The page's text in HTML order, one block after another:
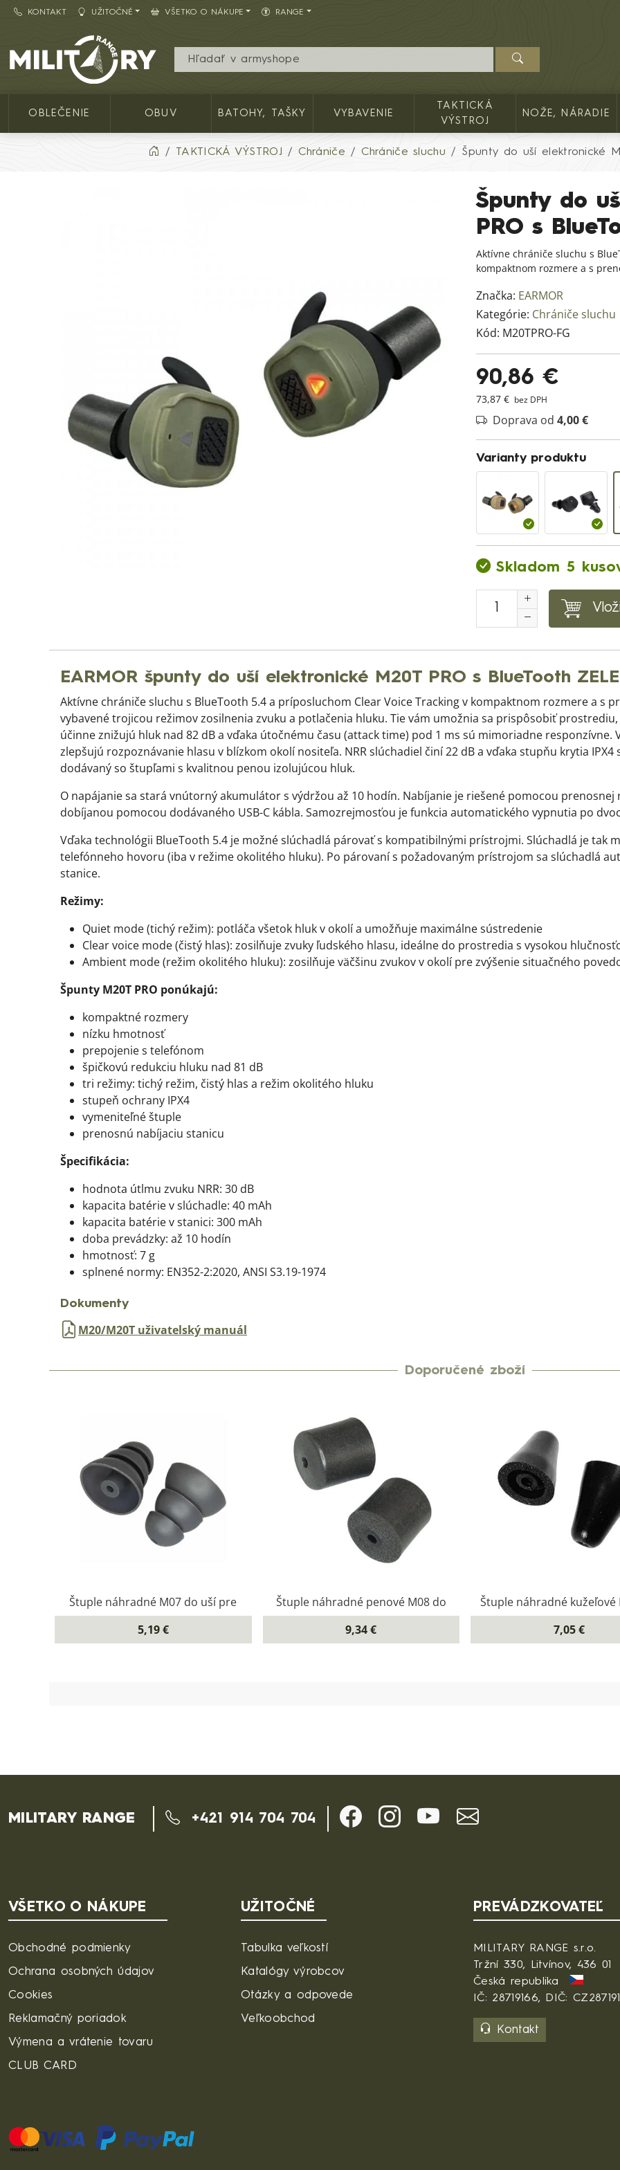
KONTAKT UŽITOČNÉ VŠETKO O NÁKUPE RANGE
Army shop MILITARY RANGE SK
OBLEČENIE OBUV BATOHY, TAŠKY VYBAVENIE
TAKTICKÁ
VÝSTROJ
NOŽE, NÁRADIE
TAKTICKÁ VÝSTROJ Chrániče Chrániče sluchu Špunty do uší elektronické
Špunty do
PRO s
Aktívne chrániče sluchu s
kompaktnom rozmere a s
Značka: EARMOR
Kategórie: Chrániče sluchu
Kód: M20TPRO-FG
90,86 €
73,87 € bez DPH
Doprava od 4,00 €
Varianty produktu
Skladom 5
EARMOR špunty do uší elektronické M20T PRO s BlueTooth
Aktívne chrániče sluchu s BlueTooth 5.4 a príposluchom Clear Voice Tracking v kompaktnom rozmere a s
vybavené trojicou režimov zosilnenia zvuku a potlačenia hluku. Tie vám umožnia sa prispôsobiť
účinne znižujú hluk nad 82 dB a vďaka útočnému času (attack time) pod 1 ms sú mimoriadne responzívne.
zlepšujú rozpoznávanie hlasu v blízkom okolí nositeľa. NRR slúchadiel činí 22 dB a vďaka stupňu krytia
dodávaný so štupľami s kvalitnou penou izolujúcou hluk.
O napájanie sa stará vnútorný akumulátor s výdržou až 10 hodín. Nabíjanie je riešené pomocou
dobíjanou pomocou dodávaného USB-C kábla. Samozrejmosťou je funkcia automatického vypnutia po
Vďaka technológii BlueTooth 5.4 je možné slúchadlá párovať s kompatibilnými prístrojmi. Slúchadlá je tak
telefónneho hovoru (iba v režime okolitého hluku). Po párovaní s požadovaným prístrojom sa slúchadlá
stanice.
Režimy:
Quiet mode (tichý režim): potláča všetok hluk v okolí a umožňuje maximálne sústredenie
Clear voice mode (čistý hlas): zosilňuje zvuky ľudského hlasu, ideálne do prostredia s vysokou
Ambient mode (režim okolitého hluku): zosilňuje väčšinu zvukov v okolí pre zvýšenie situačného
Špunty M20T PRO ponúkajú:
kompaktné rozmery
nízku hmotnosť
prepojenie s telefónom
špičkovú redukciu hluku nad 81 dB
tri režimy: tichý režim, čistý hlas a režim okolitého hluku
stupeň ochrany IPX4
vymeniteľné štuple
prenosnú nabíjaciu stanicu
Špecifikácia:
hodnota útlmu zvuku NRR: 30 dB
kapacita batérie v slúchadle: 40 mAh
kapacita batérie v stanici: 300 mAh
doba prevádzky: až 10 hodín
hmotnosť: 7 g
splnené normy: EN352-2:2020, ANSI S3.19-1974
Dokumenty
M20/M20T uživatelský manuál
Doporučené zboží
Štuple náhradné M07 do uší pre
5,19 €
Štuple náhradné penové M08 do
9,34 €
Štuple náhradné kužeľové
7,05 €
MILITARY RANGE +421 914 704 704
VŠETKO O NÁKUPE
Obchodné podmienky
Ochrana osobných údajov
Cookies
Reklamačný poriadok
Výmena a vrátenie tovaru
CLUB CARD
UŽITOČNÉ
Tabulka veľkostí
Katalógy výrobcov
Otázky a odpovede
Veľkoobchod
PREVÁDZKOVATEĽ
MILITARY RANGE s.r.o.
Tržní 330, Litvínov, 436 01
Česká republika
IČ: 28719166, DIČ:
Kontakt